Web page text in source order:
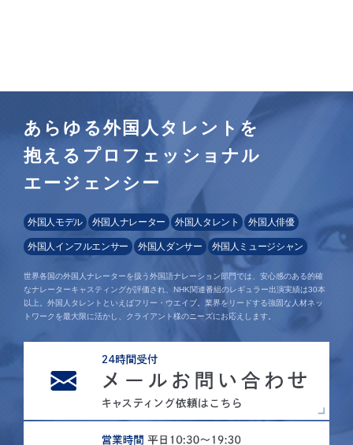
あらゆる外国人タレントを
抱えるプロフェッショナル
エージェンシー
外国人モデル 外国人ナレーター 外国人タレント 外国人俳優
外国人インフルエンサー 外国人ダンサー 外国人ミュージシャン
世界各国の外国人ナレーターを扱う外国語ナレーション部門では、安心感のある的確
なナレーターキャスティングが評価され、NHK関連番組のレギュラー出演実績は30本
以上。外国人タレントといえばフリー・ウエイブ。業界をリードする強固な人材ネッ
トワークを最大限に活かし、クライアント様のニーズにお応えします。